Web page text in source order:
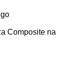
Composite na